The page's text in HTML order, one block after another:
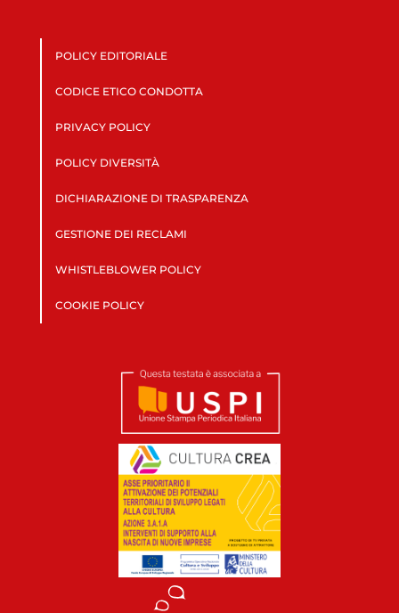
POLICY EDITORIALE
CODICE ETICO CONDOTTA
PRIVACY POLICY
POLICY DIVERSITÀ
DICHIARAZIONE DI TRASPARENZA
GESTIONE DEI RECLAMI
WHISTLEBLOWER POLICY
COOKIE POLICY